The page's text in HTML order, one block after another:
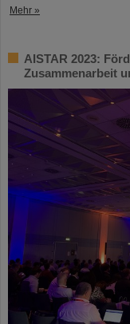
Mehr »
AISTAR 2023:
Zusammenarbeit